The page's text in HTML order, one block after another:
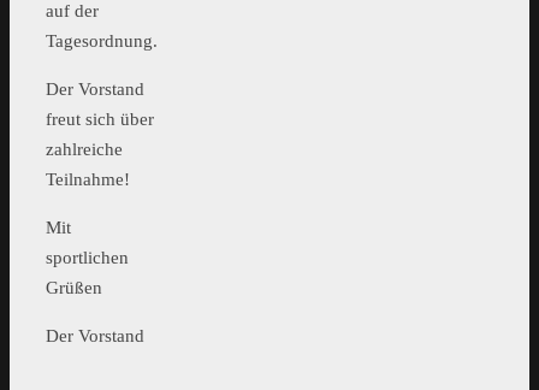
auf der
Tagesordnung.
Der Vorstand
freut sich über
zahlreiche
Teilnahme!
Mit
sportlichen
Grüßen
Der Vorstand